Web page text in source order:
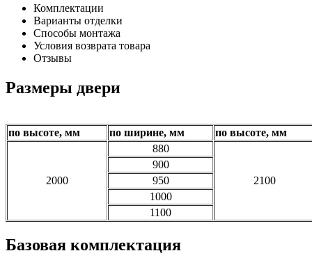
Комплектации
Варианты отделки
Способы монтажа
Условия возврата товара
Отзывы
Размеры двери
по высоте, мм по ширине, мм по высоте, мм
2000
880
2100
900
950
1000
1100
Базовая комплектация